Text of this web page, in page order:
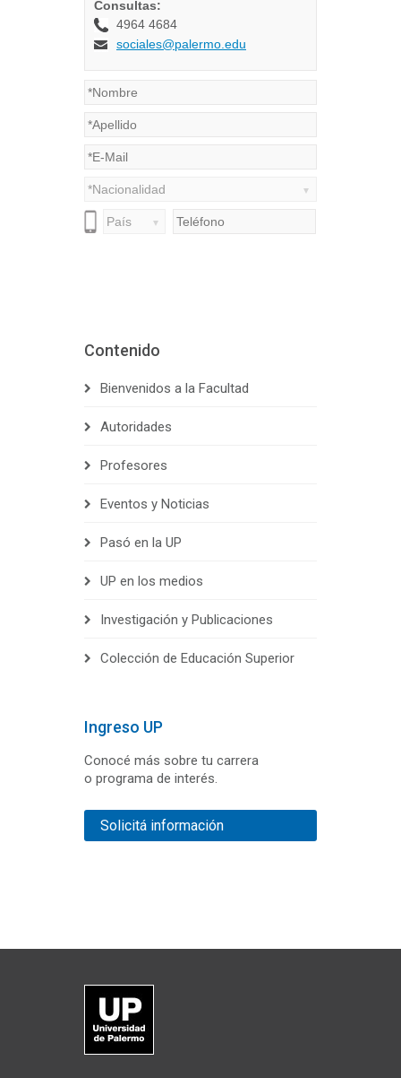
Contenido
Bienvenidos a la Facultad
Autoridades
Profesores
Eventos y Noticias
Pasó en la UP
UP en los medios
Investigación y Publicaciones
Colección de Educación Superior
Ingreso UP
Conocé más sobre tu carrera
o programa de interés.
Solicitá información